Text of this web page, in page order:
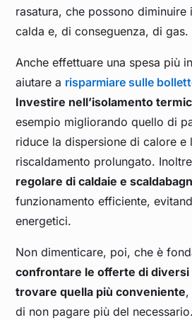
rasatura, che possono diminuire
calda e, di conseguenza, di gas.
Anche effettuare una spesa più
aiutare a risparmiare sulle
Investire nell’isolamento
esempio migliorando quello di
riduce la dispersione di calore e
riscaldamento prolungato.
regolare di caldaie e
funzionamento efficiente,
energetici.
Non dimenticare, poi, che è
confrontare le offerte di
trovare quella più conveniente,
di non pagare più del